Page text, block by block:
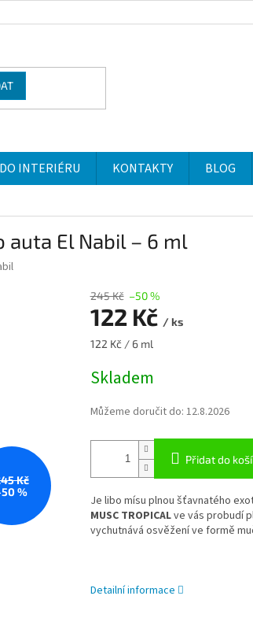
INTERIÉRU KONTAKTY BLOG
auta El Nabil – 6 ml
Kč
%
245 Kč –50 %
122 Kč / ks
Měrná
122 Kč / 6 ml
Skladem
Můžeme doručit do: 12.8.2026
Přidat do
Je libo mísu plnou šťavnatého
MUSC TROPICALve vás probudí
vychutnává osvěžení ve formě
Detailní informace